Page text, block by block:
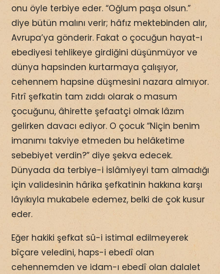
onu öyle terbiye eder. “Oğlum paşa olsun.”
diye bütün malını verir; hâfız mektebinden alır,
Avrupa’ya gönderir. Fakat o çocuğun hayat-ı
ebediyesi tehlikeye girdiğini düşünmüyor ve
dünya hapsinden kurtarmaya çalışıyor,
cehennem hapsine düşmesini nazara almıyor.
Fıtrî şefkatin tam zıddı olarak o masum
çocuğunu, âhirette şefaatçi olmak lâzım
gelirken davacı ediyor. O çocuk “Niçin benim
imanımı takviye etmeden bu helâketime
sebebiyet verdin?” diye şekva edecek.
Dünyada da terbiye-i İslâmiyeyi tam almadığı
için validesinin hârika şefkatinin hakkına karşı
lâyıkıyla mukabele edemez, belki de çok kusur
eder.
Eğer hakiki şefkat sû-i istimal edilmeyerek
bîçare veledini, haps-i ebedî olan
cehennemden ve idam-ı ebedî olan dalalet